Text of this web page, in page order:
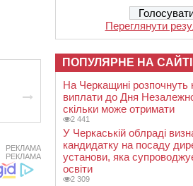
РЕКЛАМА
РЕКЛАМА
Переглянути
ПОПУЛЯРНЕ НА САЙТІ
На Черкащині розпочнуть
виплати до Дня
скільки може отримати
2 441
У Черкаській облраді
кандидатку на посаду
установи, яка
освіти
2 309